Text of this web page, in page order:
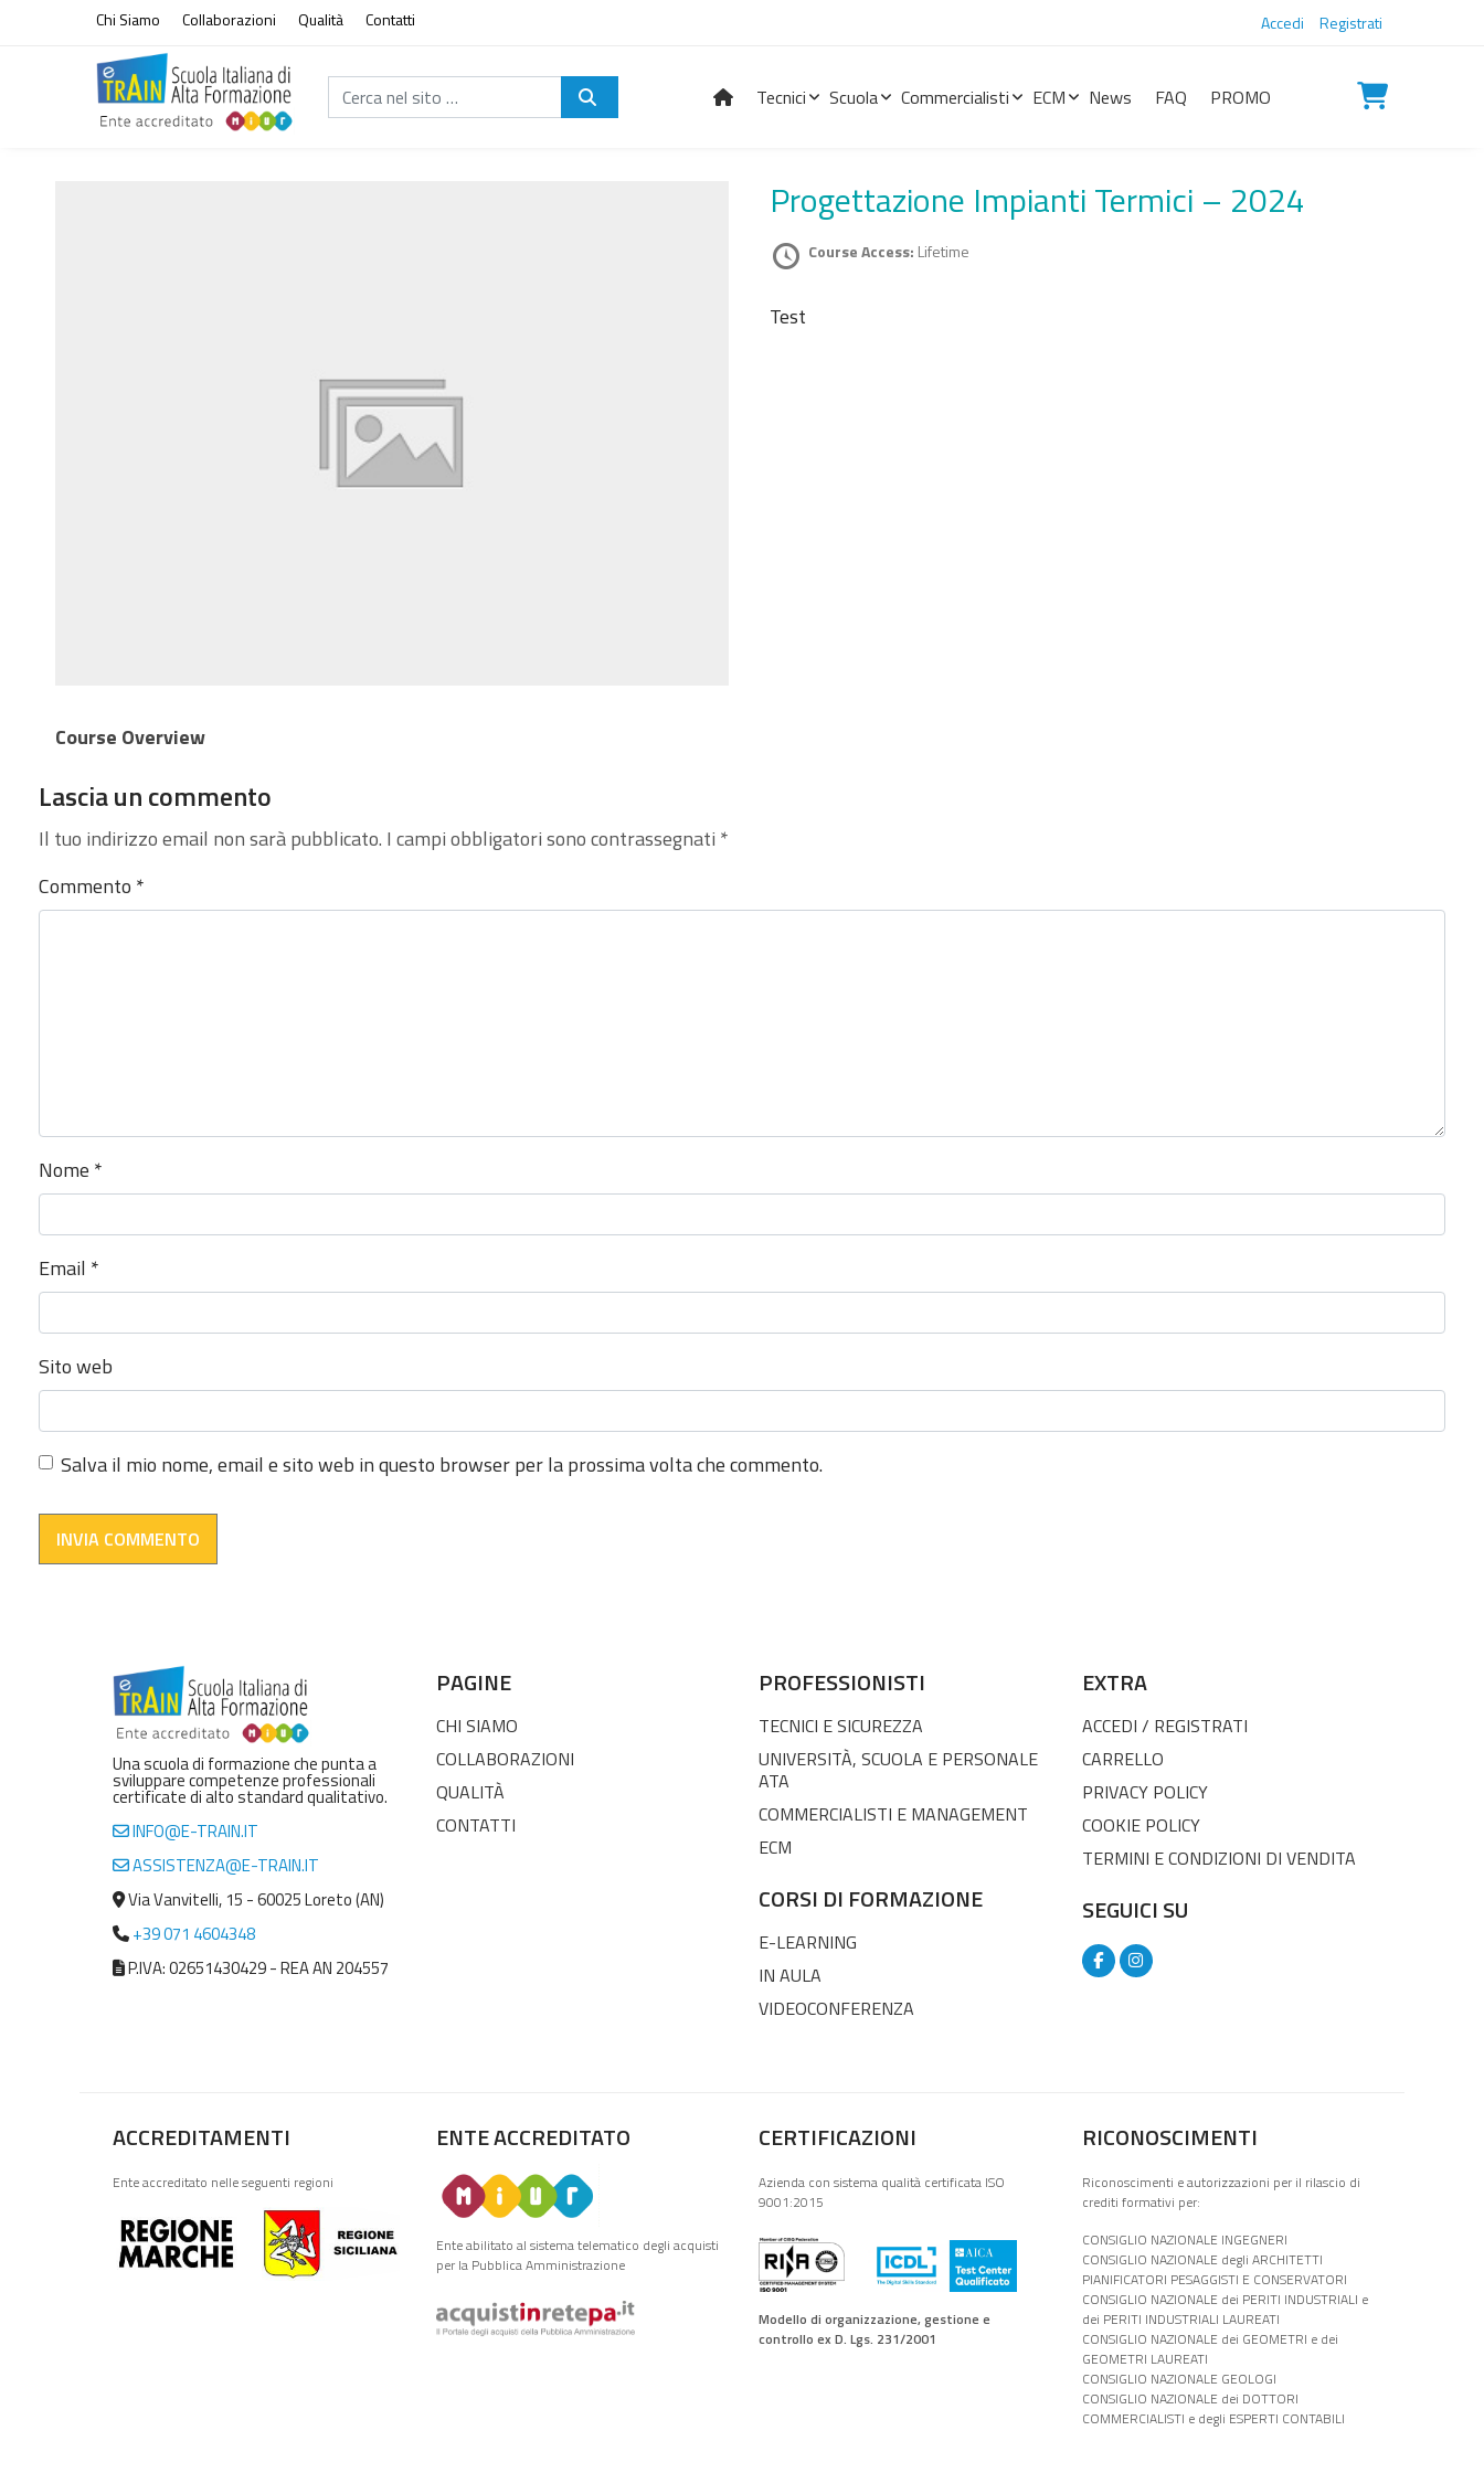
Vai al contenuto
Chi Siamo Collaborazioni Qualità Contatti Accedi Registrati
Cerca nel sito... Tecnici Scuola Commercialisti ECM News FAQ PROMO
Progettazione Impianti Termici – 2024
Course Access: Lifetime
Test
Course Overview
Lascia un commento
Il tuo indirizzo email non sarà pubblicato. I campi obbligatori sono contrassegnati *
Commento *
Nome *
Email *
Sito web
Salva il mio nome, email e sito web in questo browser per la prossima volta che commento.
Una scuola di formazione che punta a
sviluppare competenze professionali
certificate di alto standard qualitativo.
INFO@E-TRAIN.IT
ASSISTENZA@E-TRAIN.IT
Via Vanvitelli, 15 - 60025 Loreto (AN)
+39 071 4604348
P.IVA: 02651430429 - REA AN 204557
PAGINE
CHI SIAMO
COLLABORAZIONI
QUALITÀ
CONTATTI
PROFESSIONISTI
TECNICI E SICUREZZA
UNIVERSITÀ, SCUOLA E PERSONALE
ATA
COMMERCIALISTI E MANAGEMENT
ECM
CORSI DI FORMAZIONE
E-LEARNING
IN AULA
VIDEOCONFERENZA
EXTRA
ACCEDI / REGISTRATI
CARRELLO
PRIVACY POLICY
COOKIE POLICY
TERMINI E CONDIZIONI DI VENDITA
SEGUICI SU
ACCREDITAMENTI
Ente accreditato nelle seguenti regioni
ENTE ACCREDITATO
Ente abilitato al sistema telematico degli acquisti
per la Pubblica Amministrazione
CERTIFICAZIONI
Azienda con sistema qualità certificata ISO
9001:2015
Modello di organizzazione, gestione e
controllo ex D. Lgs. 231/2001
RICONOSCIMENTI
Riconoscimenti e autorizzazioni per il rilascio di
crediti formativi per:
CONSIGLIO NAZIONALE INGEGNERI
CONSIGLIO NAZIONALE degli ARCHITETTI
PIANIFICATORI PESAGGISTI E CONSERVATORI
CONSIGLIO NAZIONALE dei PERITI INDUSTRIALI e
dei PERITI INDUSTRIALI LAUREATI
CONSIGLIO NAZIONALE dei GEOMETRI e dei
GEOMETRI LAUREATI
CONSIGLIO NAZIONALE GEOLOGI
CONSIGLIO NAZIONALE dei DOTTORI
COMMERCIALISTI e degli ESPERTI CONTABILI